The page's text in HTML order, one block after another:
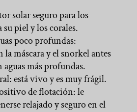
solar seguro para los
piel y los corales.
poco profundas:
máscara y el snorkel antes
más profundas.
está vivo y es muy frágil.
de flotación: le
relajado y seguro en el